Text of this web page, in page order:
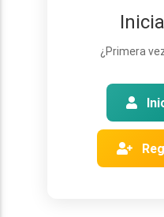
¿Primera